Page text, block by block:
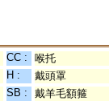
CC :
喉托
H :
戴頭罩
SB : 戴羊毛額箍